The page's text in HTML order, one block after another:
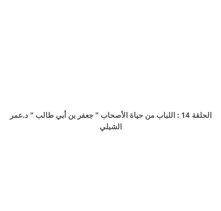
الحلقة 14 : اللباب من حياة الأصحاب " جعفر بن أبي طالب " د.عمر
الشبلي